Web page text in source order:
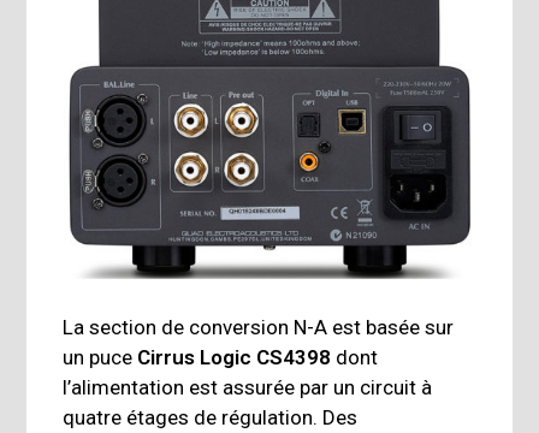
La section de conversion N-A est basée sur
un puce Cirrus Logic CS4398 dont
l’alimentation est assurée par un circuit à
quatre étages de régulation. Des